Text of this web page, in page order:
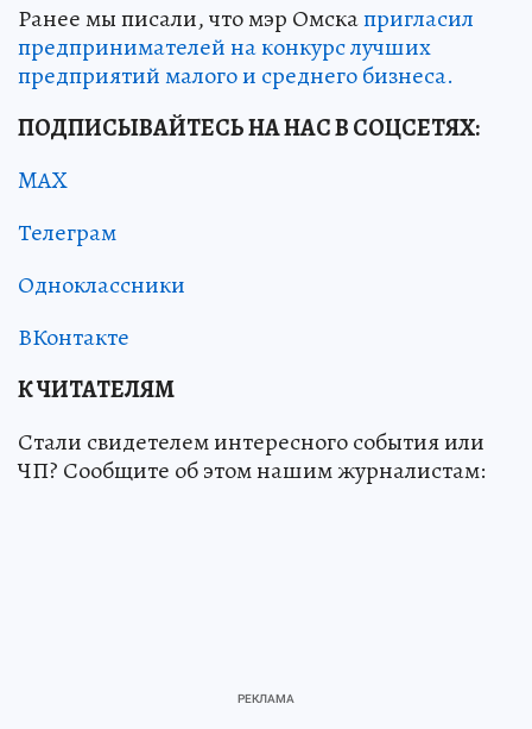
Ранее мы писали, что мэр Омскапригласил
предпринимателей на конкурс лучших
предприятий малого и среднего бизнеса.
ПОДПИСЫВАЙТЕСЬ НА НАС В СОЦСЕТЯХ:
MAX
Телеграм
Одноклассники
ВКонтакте
К ЧИТАТЕЛЯМ
Стали свидетелем интересного события или
ЧП? Сообщите об этом нашим журналистам: